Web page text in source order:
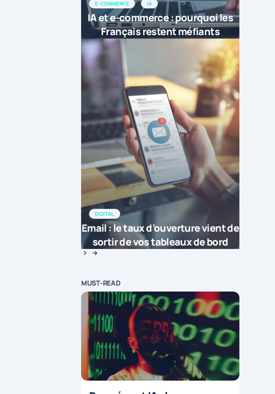
E-COMMERCE IA
IA et e-commerce : pourquoi les
Français restent méfiants
DIGITAL
Email : le taux d’ouverture vient de
sortir de vos tableaux de bord
MUST-READ